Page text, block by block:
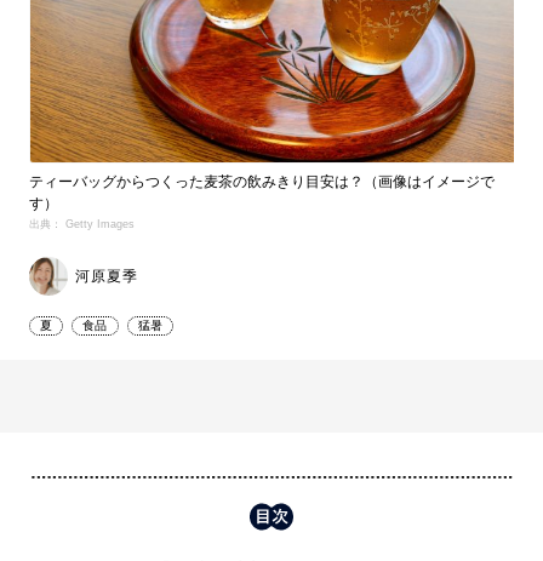
ティーバッグからつくった麦茶の飲みきり目安は？（画像はイメージで
す）
出典： Getty Images
河原夏季
夏 食品 猛暑